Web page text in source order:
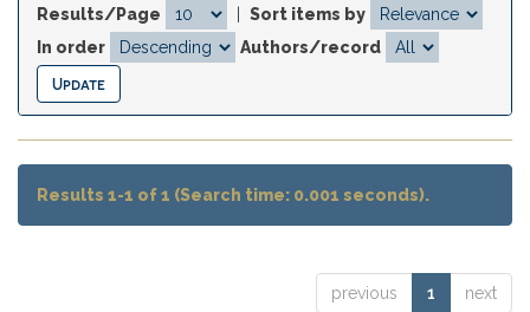
Results/Page
Sort items by
In order
Authors/record
Results 1-1 of 1 (Search time: 0.001 seconds).
previous 1 next